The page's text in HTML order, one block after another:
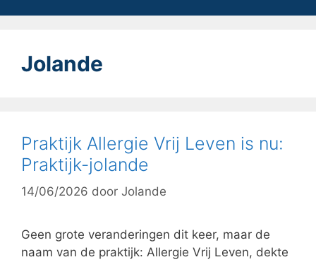
Jolande
Praktijk Allergie Vrij Leven is nu:
Praktijk-jolande
14/06/2026 door Jolande
Geen grote veranderingen dit keer, maar de
naam van de praktijk: Allergie Vrij Leven, dekte